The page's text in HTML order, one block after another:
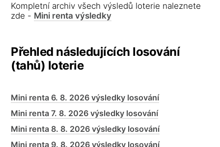
Kompletní archiv všech výsledů loterie naleznete
zde - Mini renta výsledky
Přehled následujících losování
(tahů) loterie
Mini renta 6. 8. 2026 výsledky losování
Mini renta 7. 8. 2026 výsledky losování
Mini renta 8. 8. 2026 výsledky losování
Mini renta 9. 8. 2026 výsledky losování